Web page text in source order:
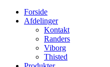
Forside
Afdelinger
Kontakt
Randers
Viborg
Thisted